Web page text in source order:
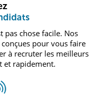
pas chose facile. Nos
pour vous faire
à recruter les meilleurs
et rapidement.